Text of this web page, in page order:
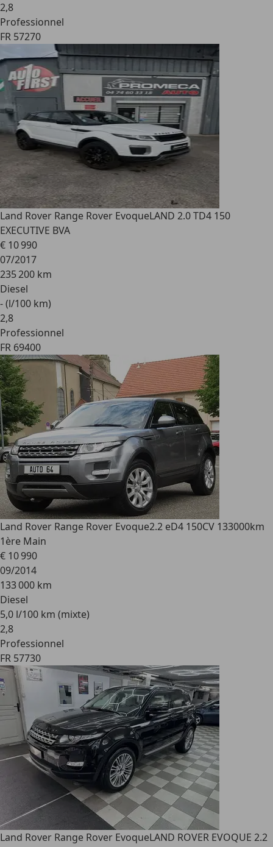
2,8
Professionnel
FR 57270
Land Rover Range Rover EvoqueLAND 2.0 TD4 150
EXECUTIVE BVA
€ 10 990
07/2017
235 200 km
Diesel
- (l/100 km)
2,8
Professionnel
FR 69400
Land Rover Range Rover Evoque2.2 eD4 150CV 133000km
1ère Main
€ 10 990
09/2014
133 000 km
Diesel
5,0 l/100 km (mixte)
2,8
Professionnel
FR 57730
Land Rover Range Rover EvoqueLAND ROVER EVOQUE 2.2